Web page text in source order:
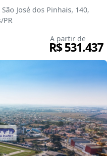
José dos Pinhais, 140,
PR
A partir de
R$ 531.437